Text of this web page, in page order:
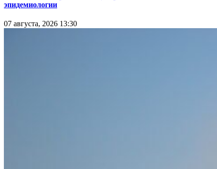
эпидемиологии
07 августа, 2026 13:30